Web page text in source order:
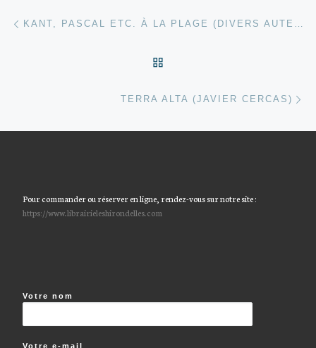
Parcourir les articles KANT, PASCAL ETC. À LA PLAGE (DIVERS AUTEURS)
TERRA ALTA (JAVIER CERCAS)
Pour commander ou réserver en ligne, rendez-vous sur notre site :
https://www.librairieleshirondelles.com
Votre nom
Votre e-mail